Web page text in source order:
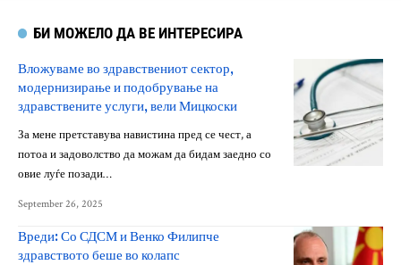
БИ МОЖЕЛО ДА ВЕ ИНТЕРЕСИРА
Вложуваме во здравствениот сектор,
модернизирање и подобрување на
здравствените услуги, вели Мицкоски
За мене претставува навистина пред се чест, а
потоа и задоволство да можам да бидам заедно со
овие луѓе позади…
September 26, 2025
Вреди: Со СДСМ и Венко Филипче
здравството беше во колапс